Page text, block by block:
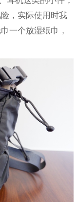
，实际使用时我
一个放湿纸巾，